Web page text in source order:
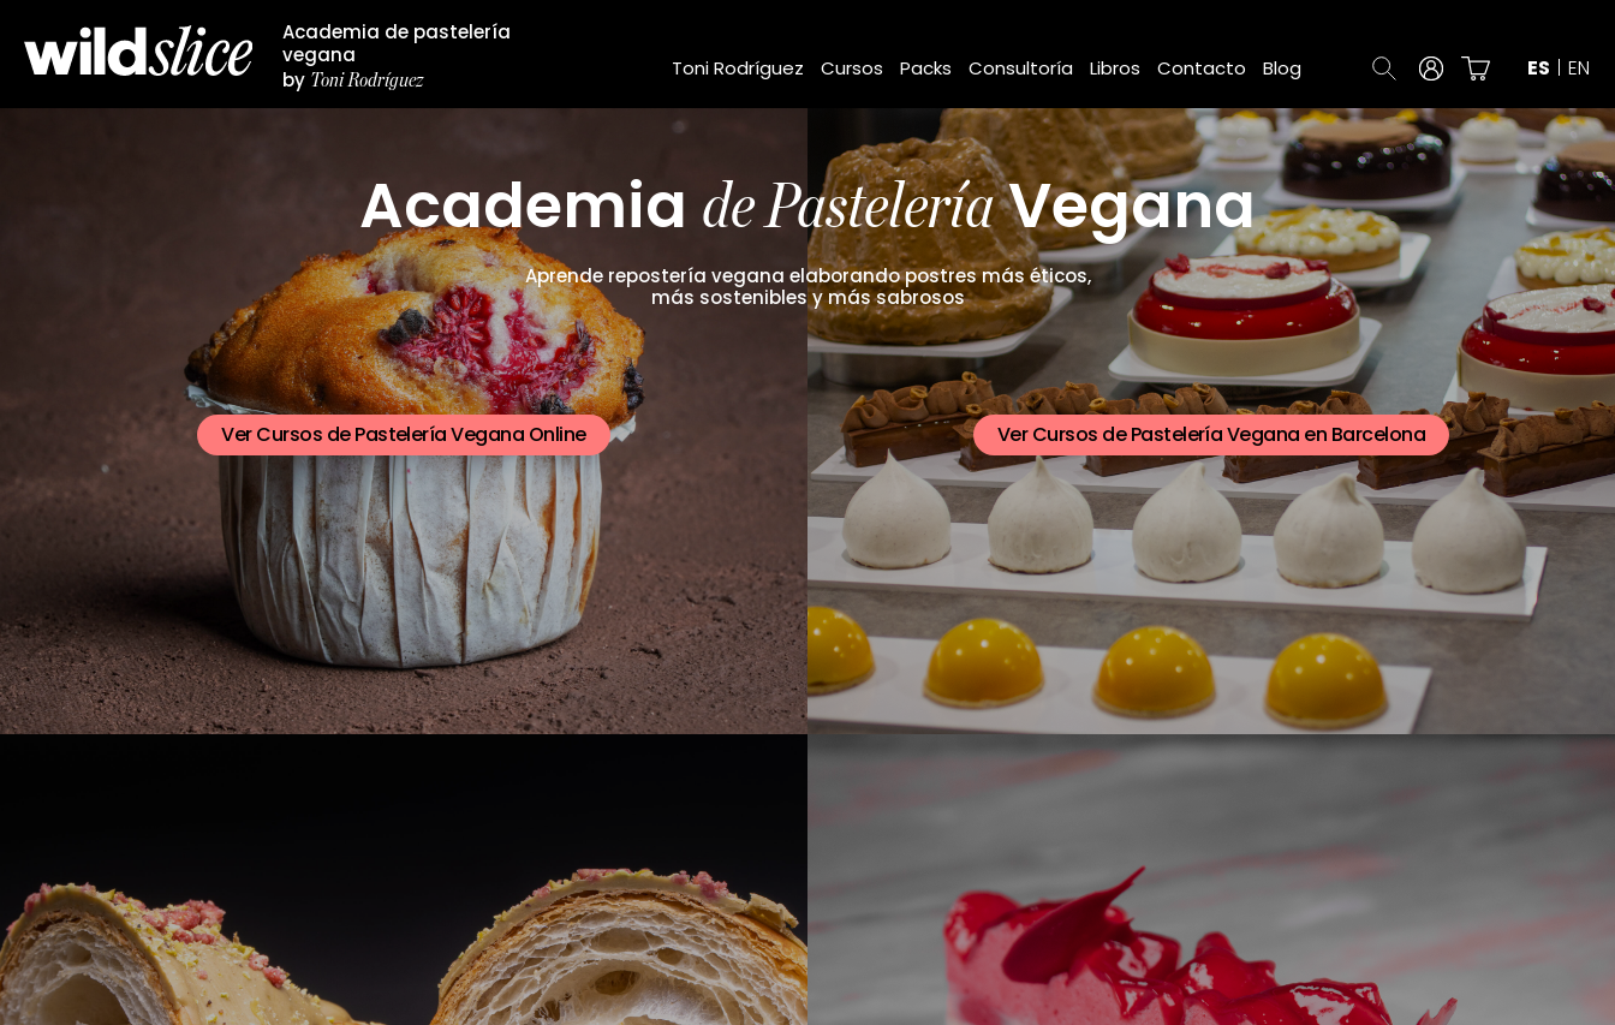
Academia de pastelería
vegana
by Toni Rodríguez Toni Rodríguez Cursos Packs Consultoría Libros Contacto Blog ES EN
Academia de PasteleríaVegana
Aprende repostería vegana elaborando postres más éticos,
más sostenibles y más sabrosos
Ver Cursos de Pastelería Vegana Online Ver Cursos de Pastelería Vegana en Barcelona